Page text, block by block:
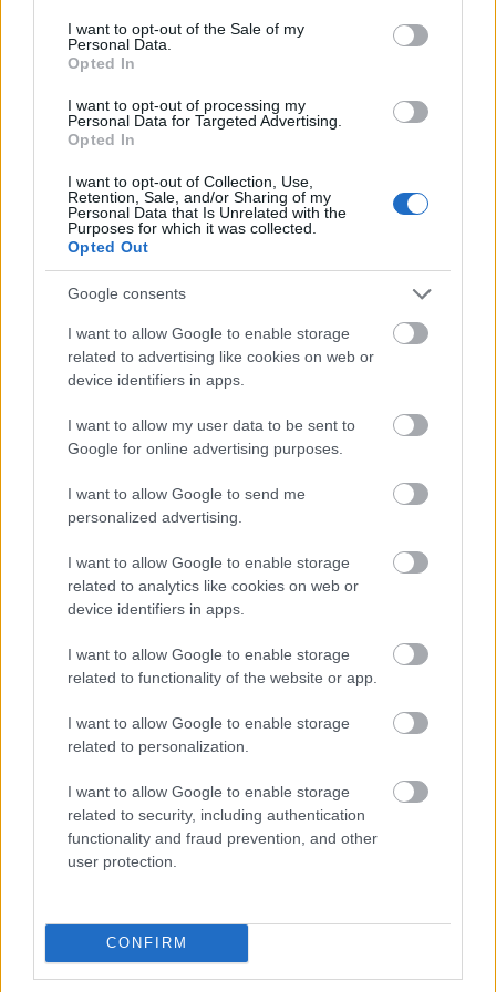
consent section.
I want to opt-out of the Sale of my
Personal Data.
Opted In
I want to opt-out of processing my
Personal Data for Targeted Advertising.
Opted In
I want to opt-out of Collection, Use,
Retention, Sale, and/or Sharing of my
Personal Data that Is Unrelated with the
Purposes for which it was collected.
Opted Out
Google consents
I want to allow Google to enable storage
related to advertising like cookies on web or
device identifiers in apps.
I want to allow my user data to be sent to
Google for online advertising purposes.
I want to allow Google to send me
personalized advertising.
I want to allow Google to enable storage
related to analytics like cookies on web or
device identifiers in apps.
I want to allow Google to enable storage
related to functionality of the website or app.
I want to allow Google to enable storage
related to personalization.
I want to allow Google to enable storage
related to security, including authentication
functionality and fraud prevention, and other
user protection.
CONFIRM
A Násznagyot alakítóNovák Péterszerint - aki már
a szintén édesapja által rendezett 1983-as
produkciókban is részt vett - egy lakodalomnak
megvannak a szokásai, ennek ellenére nincs két
egyforma lagzi, így van ez a szabadtéri előadásokkal
A művész elmondta: ajándéknak tartja, hogy
édesapjával, édesanyjával, Foltin Jolánnal és
nővérével, Novák Eszterrel dolgozhat együtt a tiszta,
A magát alapvetően prózai színésznek tartó
- akit Novák Ferenc csak született vőfélyként
meglátva kezdetben szorongott, még az otthonról
hozott lépéseket is elfelejtette. Ennek ellenére a
népszokásokat felelevenítő, olykor humoros